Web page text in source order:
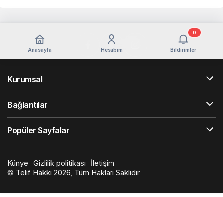
Anasayfa Hesabım Bildirimler
0
Kurumsal
Bağlantılar
Popüler Sayfalar
Künye Gizlilik politikası
İletişim
© Telif Hakkı 2026, Tüm Hakları Saklıdır